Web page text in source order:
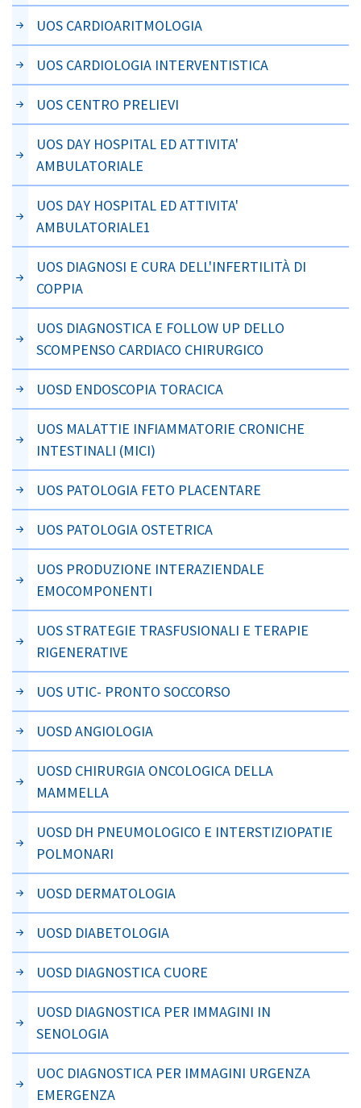
UOS CARDIOARITMOLOGIA
UOS CARDIOLOGIA INTERVENTISTICA
UOS CENTRO PRELIEVI
UOS DAY HOSPITAL ED ATTIVITA'
AMBULATORIALE
UOS DAY HOSPITAL ED ATTIVITA'
AMBULATORIALE1
UOS DIAGNOSI E CURA DELL'INFERTILITÀ DI
COPPIA
UOS DIAGNOSTICA E FOLLOW UP DELLO
SCOMPENSO CARDIACO CHIRURGICO
UOSD ENDOSCOPIA TORACICA
UOS MALATTIE INFIAMMATORIE CRONICHE
INTESTINALI (MICI)
UOS PATOLOGIA FETO PLACENTARE
UOS PATOLOGIA OSTETRICA
UOS PRODUZIONE INTERAZIENDALE
EMOCOMPONENTI
UOS STRATEGIE TRASFUSIONALI E TERAPIE
RIGENERATIVE
UOS UTIC- PRONTO SOCCORSO
UOSD ANGIOLOGIA
UOSD CHIRURGIA ONCOLOGICA DELLA
MAMMELLA
UOSD DH PNEUMOLOGICO E INTERSTIZIOPATIE
POLMONARI
UOSD DERMATOLOGIA
UOSD DIABETOLOGIA
UOSD DIAGNOSTICA CUORE
UOSD DIAGNOSTICA PER IMMAGINI IN
SENOLOGIA
UOC DIAGNOSTICA PER IMMAGINI URGENZA
EMERGENZA